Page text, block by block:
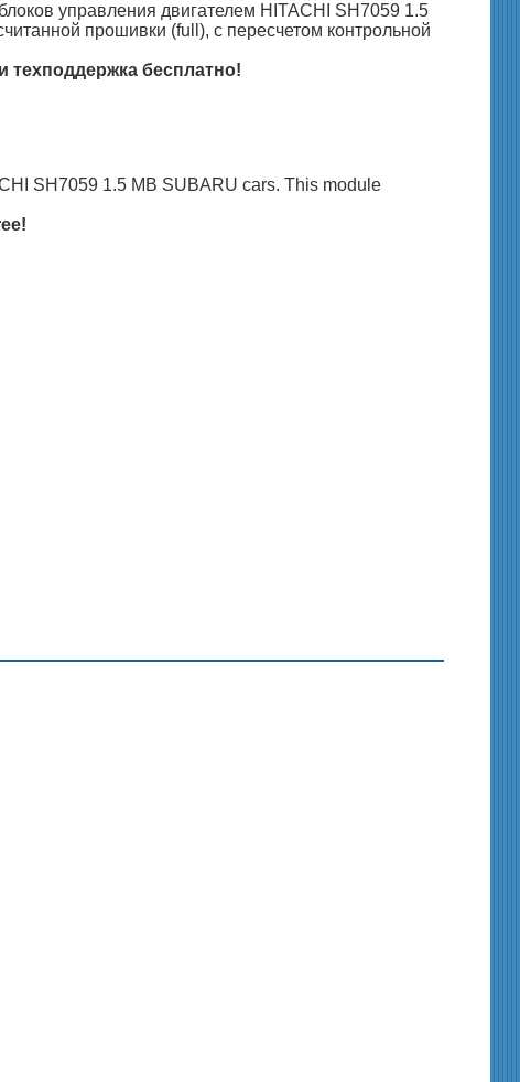
управления двигателем HITACHI SH7059 1.5
прошивки (full), с пересчетом контрольной
техподдержка бесплатно!
SH7059 1.5 MB SUBARU cars. This module